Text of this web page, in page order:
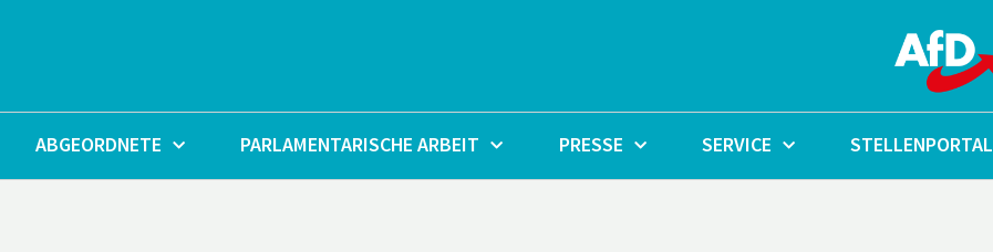
ABGEORDNETE PARLAMENTARISCHE ARBEIT PRESSE SERVICE STELLENPORTAL